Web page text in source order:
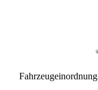
Fahrzeugeinordnung